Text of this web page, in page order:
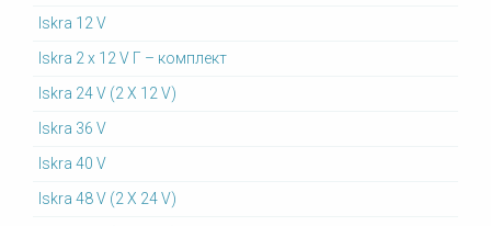
Iskra 12 V
Iskra 2 x 12 V Г – комплект
Iskra 24 V (2 X 12 V)
Iskra 36 V
Iskra 40 V
Iskra 48 V (2 X 24 V)